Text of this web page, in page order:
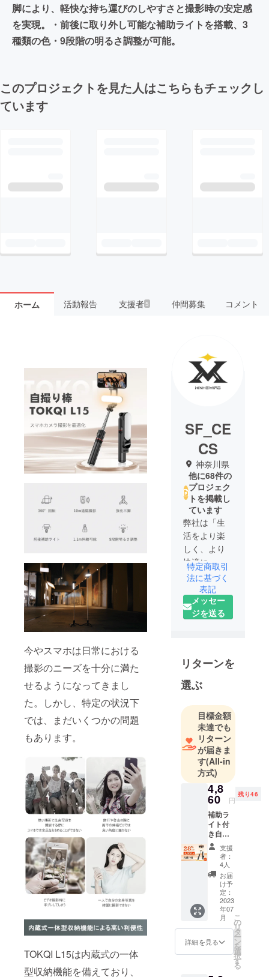
脚により、軽快な持ち運びのしやすさと撮影時の安定感
を実現。・前後に取り外し可能な補助ライトを搭載、3
種類の色・9段階の明るさ調整が可能。
このプロジェクトを見た人はこちらもチェックし
ています
ホーム 活動報告 支援者5 仲間募集 コメント
今やスマホは日常における
撮影のニーズを十分に満た
せるようになってきまし
た。しかし、特定の状況下
では、まだいくつかの問題
もあります。
TOKQI L15は内蔵式の一体
型収納機能を備えており、
SF_CE
CS
神奈川県
他に68件の
プロジェク
トを掲載し
ています
弊社は「生
活をより楽
しく、より
快適に」を
ポリシーに
製品・サー
ビスを提供
していま
え、また時
代の変化に
対応する製
品をお客様
の手元にお
届けるため
に、本社は
製品のデザ
イン・品質
管理・販売
の事業を立
ち上げりま
特定商取引
法に基づく
表記
メッセー
ジを送る
リターンを
選ぶ
目標金額
未達でも
リターン
が届きま
す(All-in
方式)
4,8
60 円
残り46
補助ラ
イト付
き自撮
り棒
「TOK
L15」
１セッ
ト内
容：
TOKQI
L15本体
*1 ケー
ブル*1
日本語
支援
者：
4人
お届
け予
定：
2023
年07
月
詳細を見る
こ
の
リ
タ
ー
ン
を
選
択
す
る